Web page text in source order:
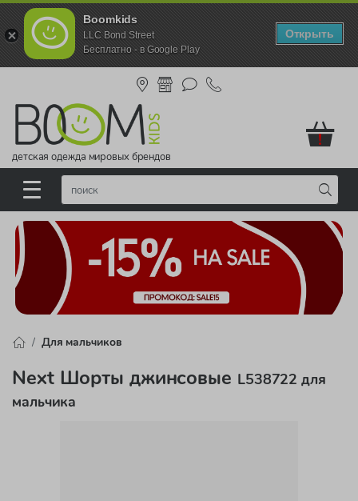
Boomkids
LLC Bond Street
Бесплатно - в Google Play
Открыть
детская одежда мировых брендов
!
Для мальчиков
Next Шорты джинсовые L538722 для
мальчика